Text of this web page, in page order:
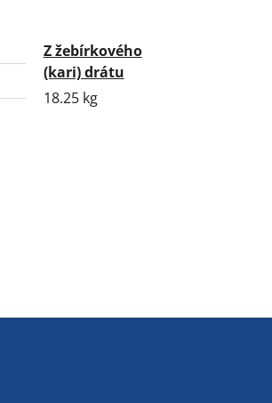
Z žebírkového
(kari) drátu
18.25 kg